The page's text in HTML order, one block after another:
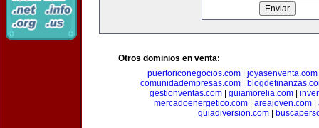
Otros dominios en venta:
puertoriconegocios.com
joyasenventa.com
comunidadempresas.com|
gestionventas.com| guiamorelia.com|
mercadoenergetico.com| areajoven.com|
guiadiversion.com